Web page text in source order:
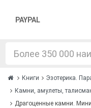
PAYPAL
Книги Эзотерика.
Камни, амулеты,
Драгоценные камни.